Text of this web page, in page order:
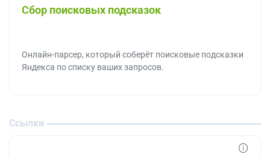
Сбор поисковых подсказок
Онлайн-парсер, который соберёт поисковые подсказки
Яндекса по списку ваших запросов.
Ссылки